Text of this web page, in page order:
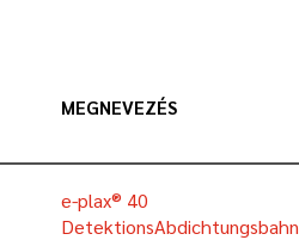
MEGNEVEZÉS
e-plax® 40
DetektionsAbdichtungsbahn